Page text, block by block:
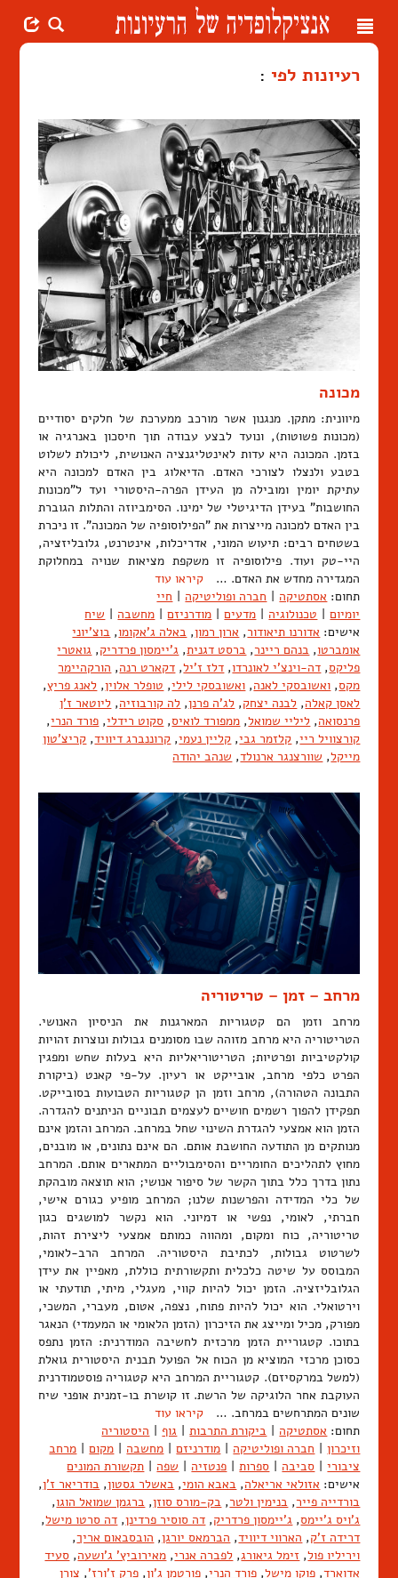
Toggle
רעיונות לפי :
מכונה
מיוונית: מתקן. מנגנון אשר מורכב ממערכת של חלקים יסודיים
(מכונות פשוטות), ונועד לבצע עבודה תוך חיסכון באנרגיה או
בזמן. המכונה היא עדות לאינטליגנציה האנושית, ליכולת לשלוט
בטבע ולנצלו לצורכי האדם. הדיאלוג בין האדם למכונה היא
עתיקת יומין ומובילה מן העידן הפרה-היסטורי ועד ל"מכונות
החושבות" בעידן הדיגיטלי של ימינו. הסימביוזה והתלות הגוברת
בין האדם למכונה מייצרות את "הפילוסופיה של המכונה". זו ניכרת
בשטחים רבים: תיעוש המוני, אדריכלות, אינטרנט, גלובליזציה,
היי-טק ועוד. פילוסופיה זו משקפת מציאות שנויה במחלוקת
המגדירה מחדש את האדם. … קיראו עוד
תחום: אסתטיקה | חברה ופוליטיקה | חיי
יומיום | טכנולוגיה | מדעים | מודרניזם | מחשבה | שיח
אישים: אדורנו תיאודור, ארון רמון, באלה ג'אקומו, בוצ'יוני
אומברטו, בנהם ריינר, ברסט דגנית, ג'יימסון פרדריק, גואטרי
פליקס, דה-וינצ'י לאונרדו, דלז ז'יל, דקארט רנה, הורקהיימר
מקס, ואשובסקי לאנה, ואשובסקי לילי, טופלר אלוין, לאנג פריץ,
לאסן קאלה, לבנה יצחק, לג'ה פרנן, לה קורבוזיה, ליוטאר ז'ן
פרנסואה, ליליי שמואל, ממפורד לואיס, סקוט רידלי, פורד הנרי,
קורצוויל ריי, קלזמר גבי, קליין נעמי, קרוננברג דיוויד, קריצ'טון
מייקל, שוורצנגר ארנולד, שנהב יהודה
מרחב – זמן – טריטוריה
מרחב וזמן הם קטגוריות המארגנות את הניסיון האנושי.
הטריטוריה היא מרחב מזוהה שבו מסומנים גבולות ונוצרות זהויות
קולקטיביות ופרטיות; הטריטוריאליות היא בעלות שחש ומפגין
הפרט כלפי מרחב, אובייקט או רעיון. על-פי קאנט (ביקורת
התבונה הטהורה), מרחב וזמן הן קטגוריות הטבועות בסובייקט.
תפקידן להפוך רשמים חושיים לעצמים תבוניים הניתנים להגדרה.
הזמן הוא אמצעי להגדרת השינוי שחל במרחב. המרחב והזמן אינם
מנותקים מן התודעה החושבת אותם. הם אינם נתונים, או מובנים,
מחוץ לתהליכים החומריים והסימבוליים המתארים אותם. המרחב
נתון בדרך כלל בתוך הקשר של סיפור אנושי; הוא תוצאה מובהקת
של כלי המדידה והפרשנות שלנו; המרחב מופיע כגורם אישי,
חברתי, לאומי, נפשי או דמיוני. הוא נקשר למושגים כגון
טריטוריה, כוח ומקום, ומהווה כמותם אמצעי ליצירת זהות,
לשרטוט גבולות, לכתיבת היסטוריה. המרחב הרב-לאומי,
המבוסס על שיטה כלכלית ותקשורתית כוללת, מאפיין את עידן
הגלובליזציה. הזמן יכול להיות קווי, מעגלי, מיתי, תודעתי או
וירטואלי. הוא יכול להיות פתוח, נצפה, אטום, מעברי, המשכי,
מפורק, מכיל ומייצג את הזיכרון (הזמן הלאומי או המעמדי) הנאגר
בתוכו. קטגוריית הזמן מרכזית לחשיבה המודרנית: הזמן נתפס
כסוכן מרכזי המוציא מן הכוח אל הפועל תבנית היסטורית גואלת
(למשל במרקסיזם). קטגוריית המרחב היא קטגוריה פוסטמודרנית
העוקבת אחר הלוגיקה של הרשת. זו קושרת בו-זמנית אופני שיח
שונים המתרחשים במרחב. … קיראו עוד
תחום: אסתטיקה ביקורת התרבות גוף
היסטוריה
וזיכרון
חברה ופוליטיקה מודרניזם מחשבה מקום
מרחב
ציבורי
סביבה ספרות פנטזיה שפה
תקשורת המונים
אישים: אזולאי אריאלה, באבא הומי, באשלר גסטון, בודריאר ז'ן,
בורדייה פייר, בנימין ולטר, בק-מורס סוזן, ברגמן שמואל הוגו,
ג'ויס ג'יימס, ג'יימסון פרדריק, דה סוסיר פרדינן, דה סרטו מישל,
דרידה ז'ק, הארווי דיוויד, הברמאס יורגן, הובסבאום אריך,
ויריליו פול, זימל גיאורג, לפברה אנרי, מאירוביץ' ג'ושעה, סעיד
אדוארד, פוקו מישל, פורד הנרי, פורטמן ג'ון, פרק ז'ורז', צורן